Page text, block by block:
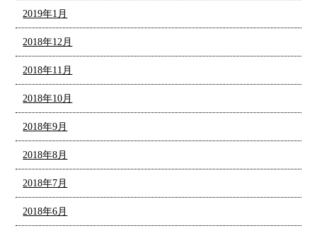
2019年1月
2018年12月
2018年11月
2018年10月
2018年9月
2018年8月
2018年7月
2018年6月